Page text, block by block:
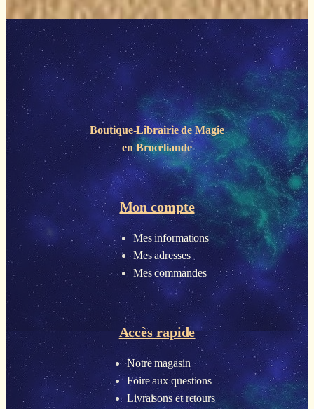
Boutique-Librairie deMagie
en Brocéliande
Mon compte
Mes informations
Mes adresses
Mes commandes
Accès rapide
Notre magasin
Foire aux questions
Livraisons et retours